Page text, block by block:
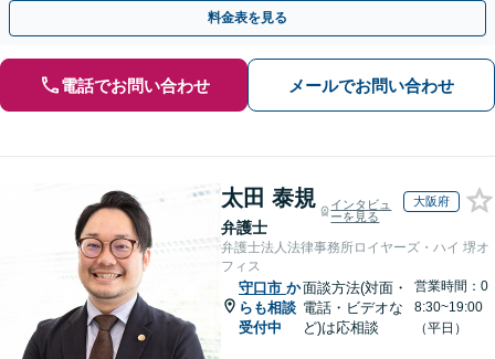
料金表を見る
電話でお問い合わせ メールでお問い合わせ
太田 泰規
弁護士
インタビュ
ーを見る
大阪府
弁護士法人法律事務所ロイヤーズ・ハイ 堺オ
フィス
守口市 か
らも相談
受付中
面談方法(対面・
電話・ビデオな
ど)は応相談
営業時間：0
8:30~19:00
（平日）